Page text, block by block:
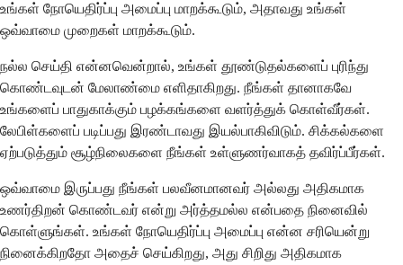
உங்கள் நோயெதிர்ப்பு அமைப்பு மாறக்கூடும், அதாவது உங்கள்
ஒவ்வாமை முறைகள் மாறக்கூடும்.
நல்ல செய்தி என்னவென்றால், உங்கள் தூண்டுதல்களைப் புரிந்து
கொண்டவுடன் மேலாண்மை எளிதாகிறது. நீங்கள் தானாகவே
உங்களைப் பாதுகாக்கும் பழக்கங்களை வளர்த்துக் கொள்வீர்கள்.
லேபிள்களைப் படிப்பது இரண்டாவது இயல்பாகிவிடும். சிக்கல்களை
ஏற்படுத்தும் சூழ்நிலைகளை நீங்கள் உள்ளுணர்வாகத் தவிர்ப்பீர்கள்.
ஒவ்வாமை இருப்பது நீங்கள் பலவீனமானவர் அல்லது அதிகமாக
உணர்திறன் கொண்டவர் என்று அர்த்தமல்ல என்பதை நினைவில்
கொள்ளுங்கள். உங்கள் நோயெதிர்ப்பு அமைப்பு என்ன சரியென்று
நினைக்கிறதோ அதைச் செய்கிறது, அது சிறிது அதிகமாக